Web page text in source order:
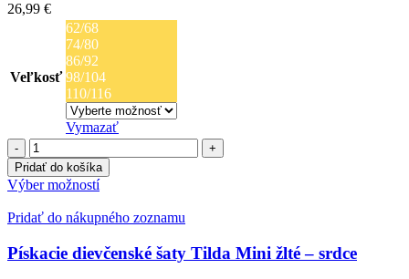
26,99 €
Veľkosť
62/68
74/80
86/92
98/104
110/116
Vymazať
množstvo
Šaty
s
patentkami
-
Púdrovo
ružové
Pridať do košíka
Výber možnostíTento
má
variantov.
Možnosti
Pridať do nákupného zoznamu
Pískacie dievčenské šaty Tilda Mini žlté – srdce